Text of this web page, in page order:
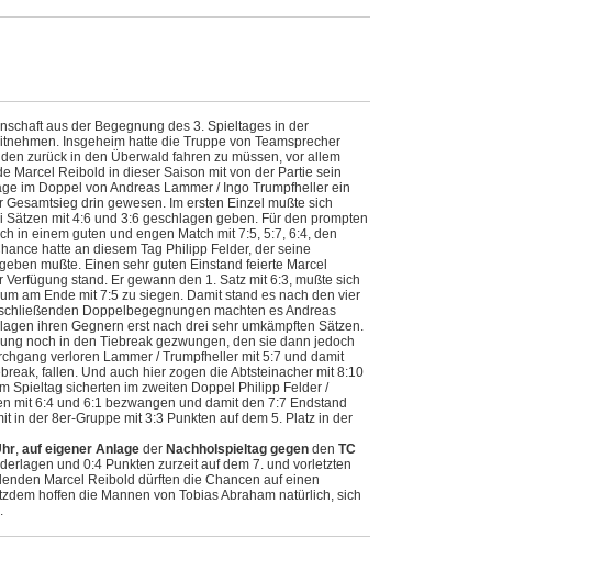
aus der Begegnung des 3. Spieltages in der
Insgeheim hatte die Truppe von Teamsprecher
zurück in den Überwald fahren zu müssen, vor allem
Marcel Reibold in dieser Saison mit von der Partie sein
im Doppel von Andreas Lammer / Ingo Trumpfheller ein
drin gewesen. Im ersten Einzel mußte sich
mit 4:6 und 3:6 geschlagen geben. Für den prompten
in einem guten und engen Match mit 7:5, 5:7, 6:4, den
hatte an diesem Tag Philipp Felder, der seine
mußte. Einen sehr guten Einstand feierte Marcel
stand. Er gewann den 1. Satz mit 6:3, mußte sich
am Ende mit 7:5 zu siegen. Damit stand es nach den vier
Doppelbegegnungen machten es Andreas
ihren Gegnern erst nach drei sehr umkämpften Sätzen.
noch in den Tiebreak gezwungen, den sie dann jedoch
verloren Lammer / Trumpfheller mit 5:7 und damit
fallen. Und auch hier zogen die Abtsteinacher mit 8:10
Spieltag sicherten im zweiten Doppel Philipp Felder /
mit 6:4 und 6:1 bezwangen und damit den 7:7 Endstand
in der 8er-Gruppe mit 3:3 Punkten auf dem 5. Platz in der
, auf eigener Anlage der Nachholspieltag gegen den TC
und 0:4 Punkten zurzeit auf dem 7. und vorletzten
Marcel Reibold dürften die Chancen auf einen
hoffen die Mannen von Tobias Abraham natürlich, sich